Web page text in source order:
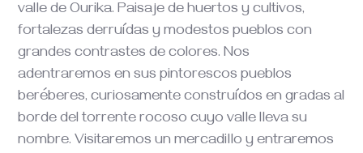
valle de Ourika. Paisaje de huertos y cultivos,
fortalezas derruídas y modestos pueblos con
grandes contrastes de colores. Nos
adentraremos en sus pintorescos pueblos
beréberes, curiosamente construídos en gradas al
borde del torrente rocoso cuyo valle lleva su
nombre. Visitaremos un mercadillo y entraremos